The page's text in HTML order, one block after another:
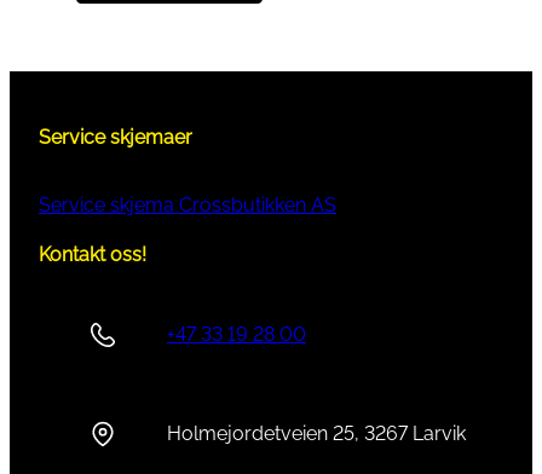
Service skjemaer
Service skjema Crossbutikken AS
Kontakt oss!
+47 33 19 28 00
Holmejordetveien 25, 3267 Larvik